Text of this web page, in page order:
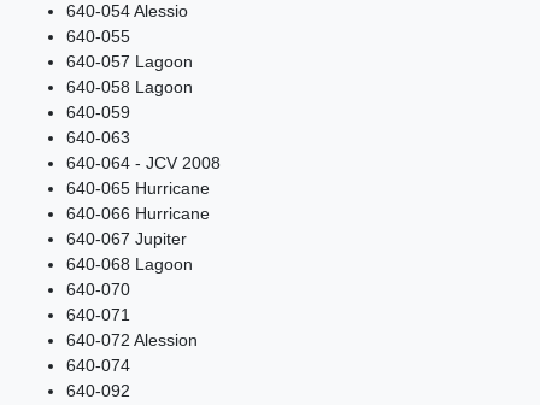
640-054 Alessio
640-055
640-057 Lagoon
640-058 Lagoon
640-059
640-063
640-064 - JCV 2008
640-065 Hurricane
640-066 Hurricane
640-067 Jupiter
640-068 Lagoon
640-070
640-071
640-072 Alession
640-074
640-092